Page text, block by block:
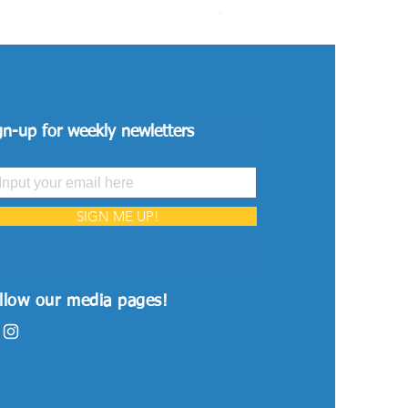
Price
VND 26,515,000
up for weekly newletters
SIGN ME UP!
our media pages!